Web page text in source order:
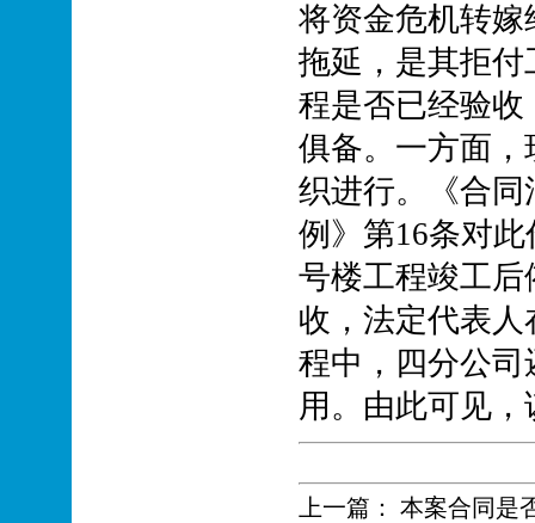
将资金危机转
拖延，是其拒
程是否已经验
俱备。一方面
织进行。《合同
例》第16条对
号楼工程竣工
收，法定代表
程中，四分公
用。由此可见
上一篇： 本案合同是